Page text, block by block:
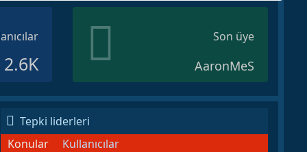
2.6K
Son üye
AaronMeS
Tepki liderleri
Konular
Kullanıcılar